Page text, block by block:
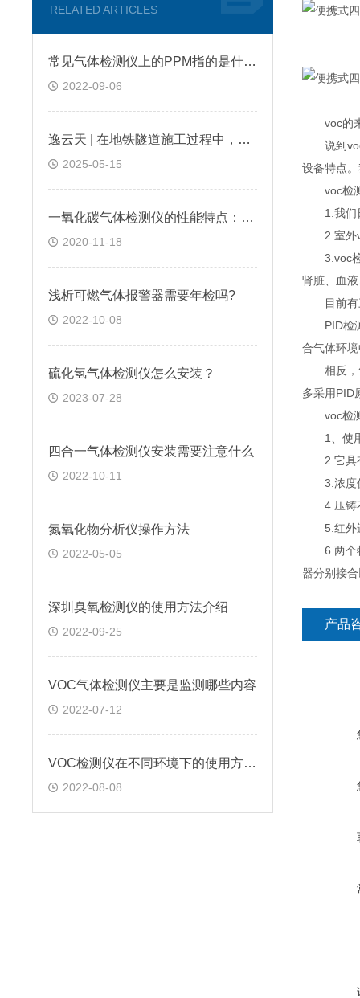
RELATED ARTICLES
常见气体检测仪上的PPM指的是什么?
2022-09-06
逸云天 | 在地铁隧道施工过程中，便携式气体检测仪是如何预警缺氧环境的？
2025-05-15
一氧化碳气体检测仪的性能特点：逸云天分享
2020-11-18
浅析可燃气体报警器需要年检吗?
2022-10-08
硫化氢气体检测仪怎么安装？
2023-07-28
四合一气体检测仪安装需要注意什么
2022-10-11
氮氧化物分析仪操作方法
2022-05-05
深圳臭氧检测仪的使用方法介绍
2022-09-25
VOC气体检测仪主要是监测哪些内容
2022-07-12
VOC检测仪在不同环境下的使用方法?
2022-08-08
voc的来
说到voc
设备特点
voc检测
1.我们日
2.室外
3.voc检
肾脏、血
目前有
PID检测
合气体环
相反，气
多采用PID
voc检测
1、使用
2.它具有
3.浓度值
4.压铸不
5.红外遥
6.两个特
器分别接
产品